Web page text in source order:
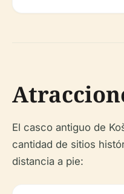
El casco antiguo de
cantidad de sitios
distancia a pie: